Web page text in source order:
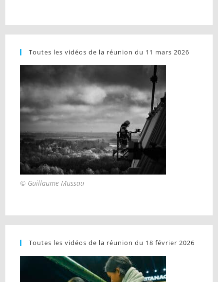
Toutes les vidéos de la réunion du 11 mars 2026
© Guillaume Mussau
Toutes les vidéos de la réunion du 18 février 2026